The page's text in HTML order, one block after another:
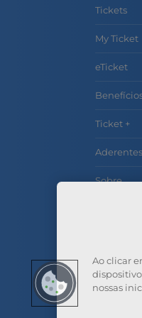
Tickets
My Ticket
eTicket
Ticket +
Aderentes
Sobre
Ao clicar
nossas